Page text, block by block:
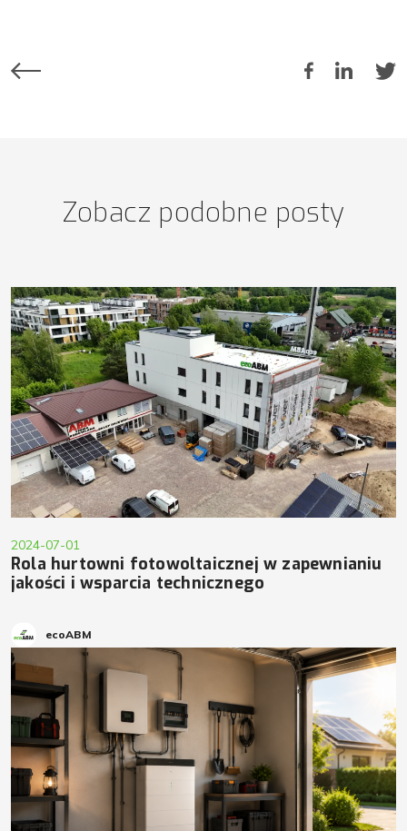
Zobacz podobne posty
2024-07-01
Rola hurtowni fotowoltaicznej w zapewnianiu
jakości i wsparcia technicznego
ecoABM